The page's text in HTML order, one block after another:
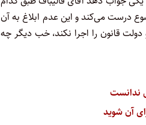
درست می‌کند و این عدم ابلاغ به آن
قانون را اجرا نکند، خب دیگر چه
ندانست
آن شوید